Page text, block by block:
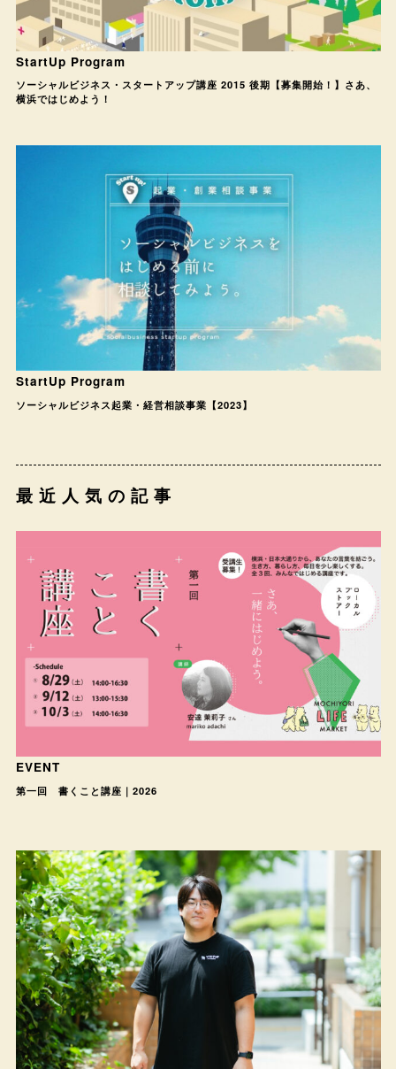
StartUp Program
ソーシャルビジネス・スタートアップ講座 2015 後期【募集開始！】さあ、
横浜ではじめよう！
StartUp Program
ソーシャルビジネス起業・経営相談事業【2023】
最近人気の記事
EVENT
第一回 書くこと講座｜2026